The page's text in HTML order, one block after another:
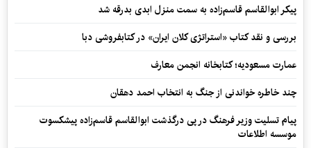
پیکر ابوالقاسم قاسم‌زاده به سمت منزل ابدی بدرقه شد
بررسی و نقد کتاب «استراتژی کلان ایران» در کتابفروشی دبا
عمارت مسعودیه؛ کتابخانه انجمن معارف
چند خاطره خواندنی از جنگ به انتخاب احمد دهقان
پیام تسلیت وزیر فرهنگ در پی درگذشت ابوالقاسم قاسم‌زاده پیشکسوت
موسسه اطلاعات